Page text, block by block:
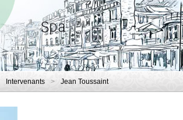
Intervenants > Jean Toussaint